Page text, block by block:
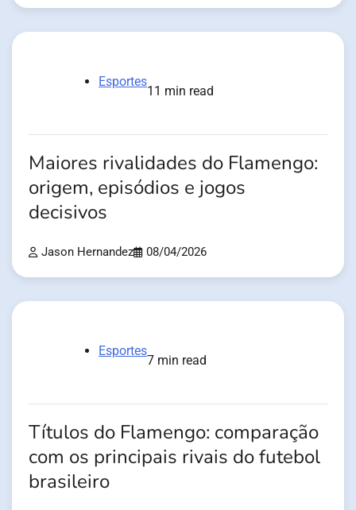
Esportes
11 min read
Maiores rivalidades do Flamengo:
origem, episódios e jogos
decisivos
Jason Hernandez 08/04/2026
Esportes
7 min read
Títulos do Flamengo: comparação
com os principais rivais do futebol
brasileiro